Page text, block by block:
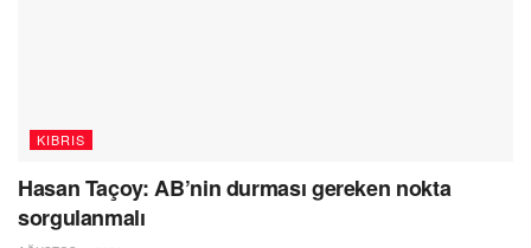
KIBRIS
Hasan Taçoy: AB’nin durması gereken nokta
sorgulanmalı